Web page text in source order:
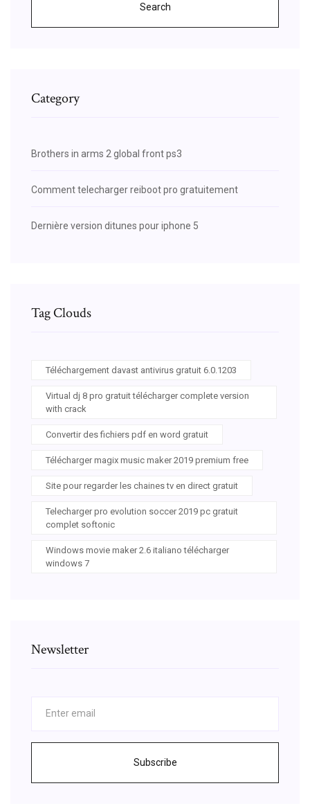
Search
Category
Brothers in arms 2 global front ps3
Comment telecharger reiboot pro gratuitement
Dernière version ditunes pour iphone 5
Tag Clouds
Téléchargement davast antivirus gratuit 6.0.1203
Virtual dj 8 pro gratuit télécharger complete version
with crack
Convertir des fichiers pdf en word gratuit
Télécharger magix music maker 2019 premium free
Site pour regarder les chaines tv en direct gratuit
Telecharger pro evolution soccer 2019 pc gratuit
complet softonic
Windows movie maker 2.6 italiano télécharger
windows 7
Newsletter
Subscribe